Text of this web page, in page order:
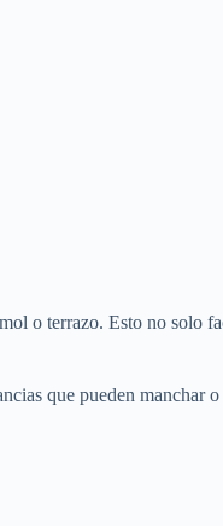
o terrazo. Esto no solo
que pueden manchar